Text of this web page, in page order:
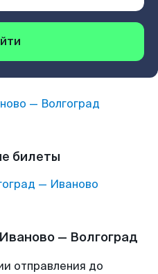
— Волгоград
билеты
— Иваново
— Волгоград
отправления до